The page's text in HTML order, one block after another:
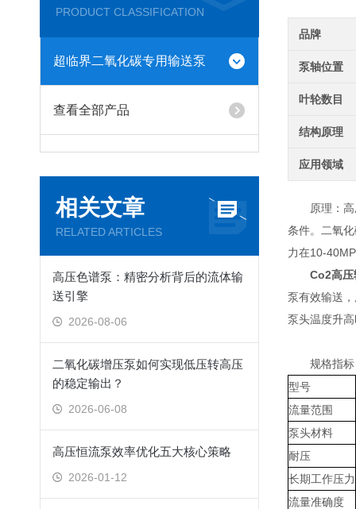
PRODUCT CLASSIFICATION
超临界二氧化碳专用输送泵
查看全部产品
相关文章
RELATED ARTICLES
高压色谱泵：精密分析背后的流体输
送引擎
2026-08-06
二氧化碳增压泵如何实现低压转高压
的稳定输出？
2026-06-08
高压恒流泵效率优化五大核心策略
2026-01-12
品牌
泵轴位置
叶轮数目
结构原理
应用领域
原理：
条件。二氧
力在10-
Co2高压
泵有效输送
泵头温度升
规格指
型号
流量范围
泵头材料
耐压
长期工作压力
流量准确度